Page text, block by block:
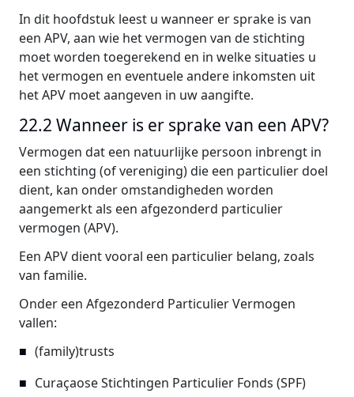
In dit hoofdstuk leest u wanneer er sprake is van
een APV, aan wie het vermogen van de stichting
moet worden toegerekend en in welke situaties u
het vermogen en eventuele andere inkomsten uit
het APV moet aangeven in uw aangifte.
22.2 Wanneer is er sprake van een APV?
Vermogen dat een natuurlijke persoon inbrengt in
een stichting (of vereniging) die een particulier doel
dient, kan onder omstandigheden worden
aangemerkt als een afgezonderd particulier
vermogen (APV).
Een APV dient vooral een particulier belang, zoals
van familie.
Onder een Afgezonderd Particulier Vermogen
vallen:
(family)trusts
Curaçaose Stichtingen Particulier Fonds (SPF)